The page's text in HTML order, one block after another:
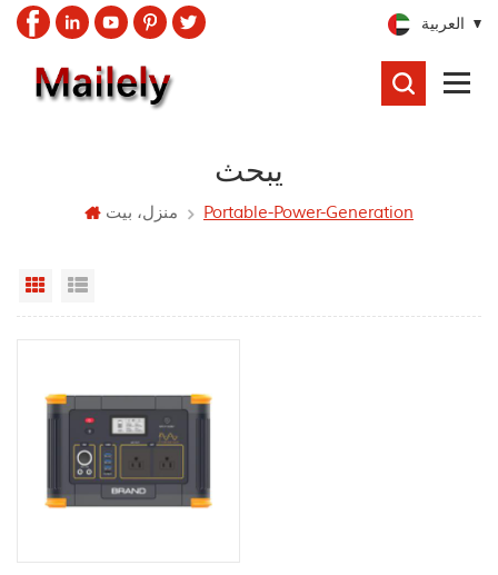
العربية
يبحث
منزل، بيت Portable-Power-Generation
Grid View